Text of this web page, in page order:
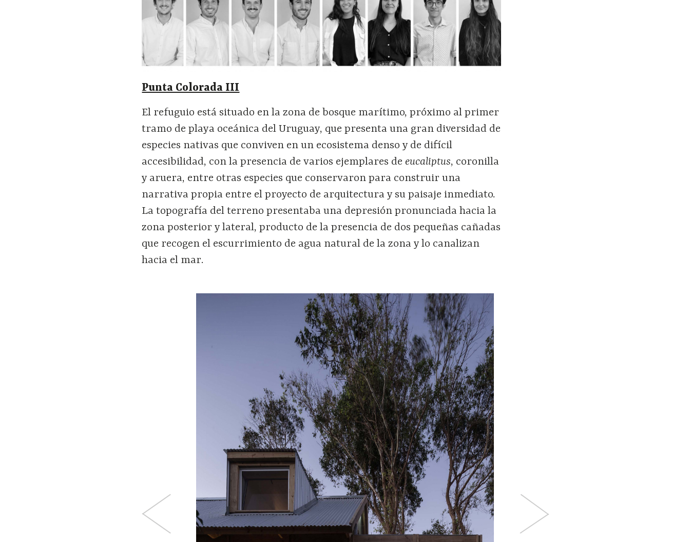
Punta Colorada III
El refuguio está situado en la zona de bosque marítimo, próximo al primer
tramo de playa oceánica del Uruguay, que presenta una gran diversidad de
especies nativas que conviven en un ecosistema denso y de difícil
accesibilidad, con la presencia de varios ejemplares deeucaliptus, coronilla
y aruera, entre otras especies que conservaron para construir una
narrativa propia entre el proyecto de arquitectura y su paisaje inmediato.
La topografía del terreno presentaba una depresión pronunciada hacia la
zona posterior y lateral, producto de la presencia de dos pequeñas cañadas
que recogen el escurrimiento de agua natural de la zona y lo canalizan
hacia el mar.